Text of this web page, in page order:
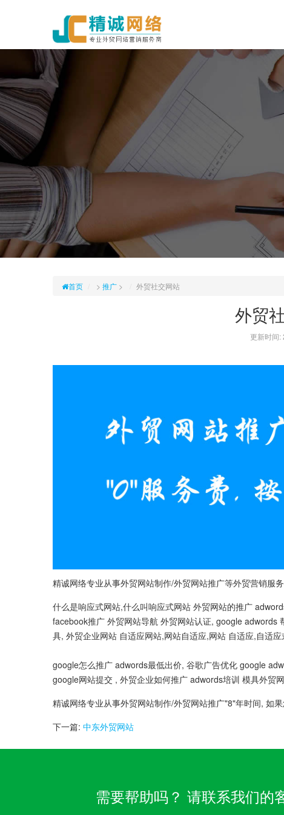
首页 > 推广 > 外贸社交网站
外贸
更新时间:
精诚网络专业从事外贸网站制作/外贸网站推广等外贸营销服
什么是响应式网站,什么叫响应式网站 外贸网站的推广
facebook推广 外贸网站导航 外贸网站认证, google
具, 外贸企业网站 自适应网站,网站自适应,网站 自适应,自适
google怎么推广 adwords最低出价, 谷歌广告优化 google
google网站提交 , 外贸企业如何推广 adwords培训 模具外贸
精诚网络专业从事外贸网站制作/外贸网站推广"8"年时间, 如
下一篇: 中东外贸网站
需要帮助吗？ 请联系我们的